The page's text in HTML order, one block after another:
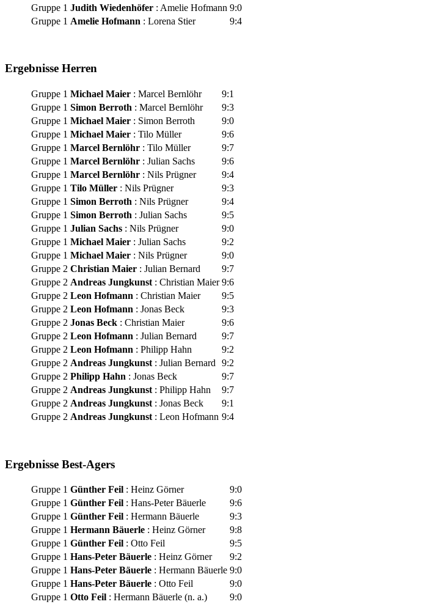
Gruppe 1 Judith Wiedenhöfer : Amelie Hofmann 9:0
Gruppe 1 Amelie Hofmann : Lorena Stier 9:4
Ergebnisse Herren
Gruppe 1 Michael Maier : Marcel Bernlöhr
9:1
Gruppe 1 Simon Berroth : Marcel Bernlöhr
9:3
Gruppe 1 Michael Maier : Simon Berroth
9:0
Gruppe 1 Michael Maier : Tilo Müller
9:6
Gruppe 1 Marcel Bernlöhr : Tilo Müller
9:7
Gruppe 1 Marcel Bernlöhr : Julian Sachs
9:6
Gruppe 1 Marcel Bernlöhr : Nils Prügner
9:4
Gruppe 1 Tilo Müller : Nils Prügner
9:3
Gruppe 1 Simon Berroth : Nils Prügner
9:4
Gruppe 1 Simon Berroth : Julian Sachs
9:5
Gruppe 1 Julian Sachs : Nils Prügner
9:0
Gruppe 1 Michael Maier : Julian Sachs
9:2
Gruppe 1 Michael Maier : Nils Prügner
9:0
Gruppe 2 Christian Maier : Julian Bernard
9:7
Gruppe 2 Andreas Jungkunst : Christian Maier 9:6
Gruppe 2 Leon Hofmann : Christian Maier
9:5
Gruppe 2 Leon Hofmann : Jonas Beck
9:3
Gruppe 2 Jonas Beck : Christian Maier
9:6
Gruppe 2 Leon Hofmann : Julian Bernard
9:7
Gruppe 2 Leon Hofmann : Philipp Hahn
9:2
Gruppe 2 Andreas Jungkunst : Julian Bernard
9:2
Gruppe 2 Philipp Hahn : Jonas Beck
9:7
Gruppe 2 Andreas Jungkunst : Philipp Hahn
9:7
Gruppe 2 Andreas Jungkunst : Jonas Beck
9:1
Gruppe 2 Andreas Jungkunst : Leon Hofmann 9:4
Ergebnisse Best-Agers
Gruppe 1 Günther Feil : Heinz Görner
9:0
Gruppe 1 Günther Feil : Hans-Peter Bäuerle
9:6
Gruppe 1 Günther Feil : Hermann Bäuerle
9:3
Gruppe 1 Hermann Bäuerle : Heinz Görner
9:8
Gruppe 1 Günther Feil : Otto Feil
9:5
Gruppe 1 Hans-Peter Bäuerle : Heinz Görner
9:2
Gruppe 1 Hans-Peter Bäuerle : Hermann Bäuerle 9:0
Gruppe 1 Hans-Peter Bäuerle : Otto Feil
9:0
Gruppe 1 Otto Feil : Hermann Bäuerle (n. a.) 9:0